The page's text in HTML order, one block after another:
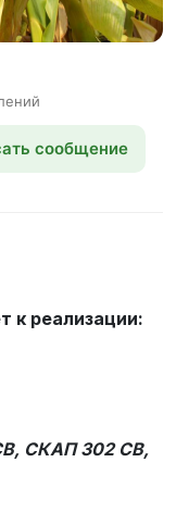
сообщение
к реализации:
СКАП 302 СВ,